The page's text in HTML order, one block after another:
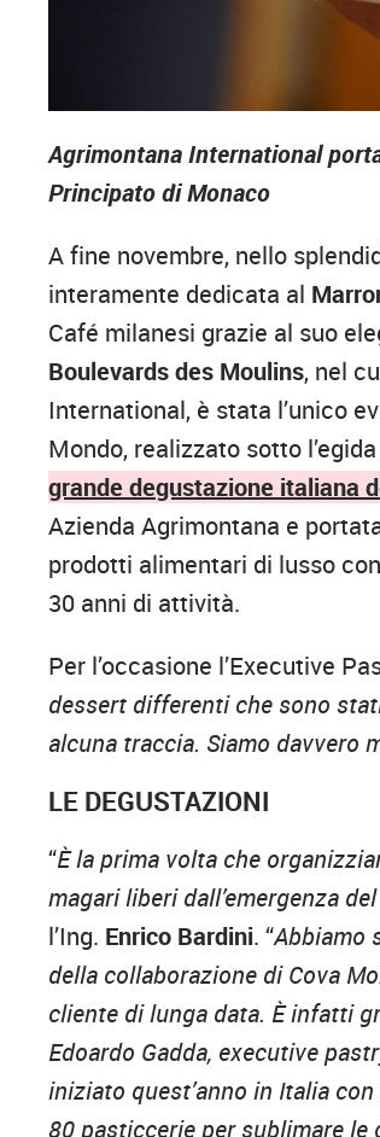
Agrimontana International
Principato di Monaco
A fine novembre, nello
interamente dedicata al
Café milanesi grazie al suo
Boulevards des Moulins, nel
International, è stata l’unico
Mondo, realizzato sotto
grande degustazione italiana
Azienda Agrimontana e
prodotti alimentari di lusso
30 anni di attività.
Per l’occasione l’Executive
dessert differenti che sono
alcuna traccia. Siamo
LE DEGUSTAZIONI
“È la prima volta che
magari liberi dall’emergenza
l’Ing. Enrico Bardini. “Abbiamo
della collaborazione di Cova
cliente di lunga data. È infatti
Edoardo Gadda, executive
iniziato quest’anno in Italia
80 pasticcerie per sublimare